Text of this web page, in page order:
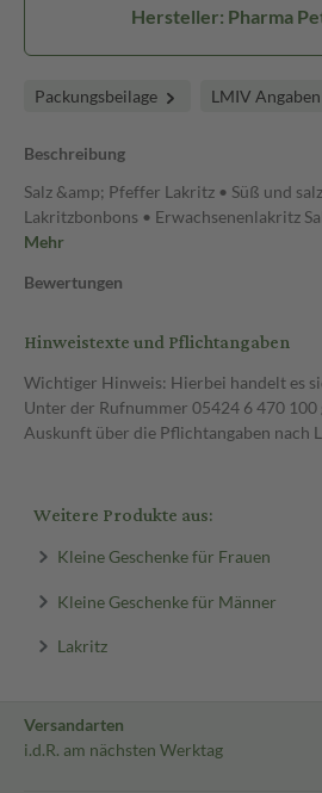
Hersteller: Pharma
Packungsbeilage LMIV Angaben
Beschreibung
Salz &amp; Pfeffer Lakritz • Süß und
Lakritzbonbons • Erwachsenenlakritz
Mehr
Bewertungen
Hinweistexte und Pflichtangaben
Wichtiger Hinweis: Hierbei handelt es
Unter der Rufnummer 05424 6 470
Auskunft über die Pflichtangaben nach
Weitere Produkte aus:
Kleine Geschenke für Frauen
Kleine Geschenke für Männer
Lakritz
Versandarten
i.d.R. am nächsten Werktag